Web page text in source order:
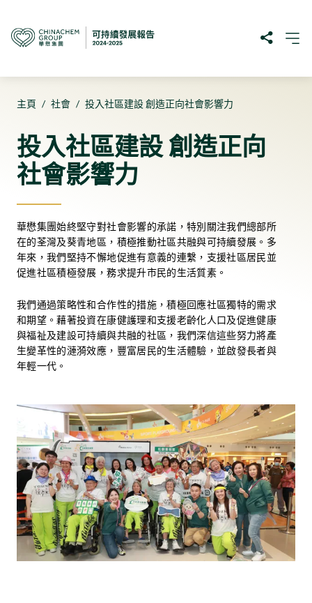
主頁 / 社會 / 投入社區建設 創造正向社會影響力
投入社區建設 創造正向
社會影響力
華懋集團始終堅守對社會影響的承諾，特別關注我們總部所
在的荃灣及葵青地區，積極推動社區共融與可持續發展。多
年來，我們堅持不懈地促進有意義的連繫，支援社區居民並
促進社區積極發展，務求提升市民的生活質素。
我們通過策略性和合作性的措施，積極回應社區獨特的需求
和期望。藉著投資在康健護理和支援老齡化人口及促進健康
與福祉及建設可持續與共融的社區，我們深信這些努力將產
生變革性的漣漪效應，豐富居民的生活體驗，並啟發長者與
年輕一代。